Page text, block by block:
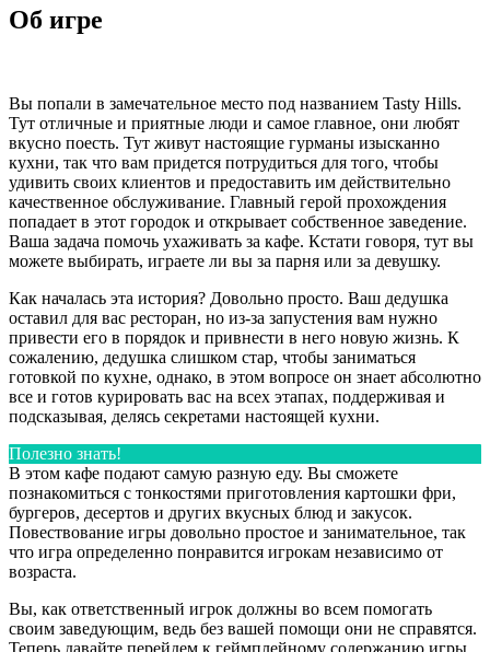
Об игре
Вы попали в замечательное место под названием Tasty Hills.
Тут отличные и приятные люди и самое главное, они любят
вкусно поесть. Тут живут настоящие гурманы изысканно
кухни, так что вам придется потрудиться для того, чтобы
удивить своих клиентов и предоставить им действительно
качественное обслуживание. Главный герой прохождения
попадает в этот городок и открывает собственное заведение.
Ваша задача помочь ухаживать за кафе. Кстати говоря, тут вы
можете выбирать, играете ли вы за парня или за девушку.
Как началась эта история? Довольно просто. Ваш дедушка
оставил для вас ресторан, но из-за запустения вам нужно
привести его в порядок и привнести в него новую жизнь. К
сожалению, дедушка слишком стар, чтобы заниматься
готовкой по кухне, однако, в этом вопросе он знает абсолютно
все и готов курировать вас на всех этапах, поддерживая и
подсказывая, делясь секретами настоящей кухни.
Полезно знать!
В этом кафе подают самую разную еду. Вы сможете
познакомиться с тонкостями приготовления картошки фри,
бургеров, десертов и других вкусных блюд и закусок.
Повествование игры довольно простое и занимательное, так
что игра определенно понравится игрокам независимо от
возраста.
Вы, как ответственный игрок должны во всем помогать
своим заведующим, ведь без вашей помощи они не справятся.
Теперь давайте перейдем к геймплейному содержанию игры